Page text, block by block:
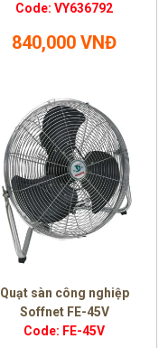
Code: VY636792
840,000 VNĐ
Quạt sàn công nghiệp
Soffnet FE-45V
Code: FE-45V